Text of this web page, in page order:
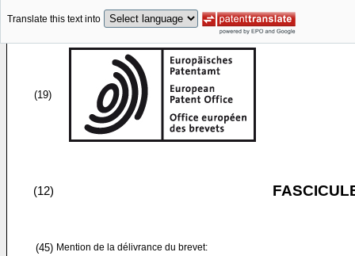
Translate this text into
(19)
(12)
(45) Mention de la délivrance du brevet: